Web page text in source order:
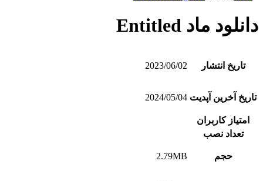
دانلود ماد Entitled
تاریخ انتشار 2023/06/02
تاریخ آخرین آپدیت 2024/05/04
امتیاز کاربران
تعداد نصب
حجم 2.79MB